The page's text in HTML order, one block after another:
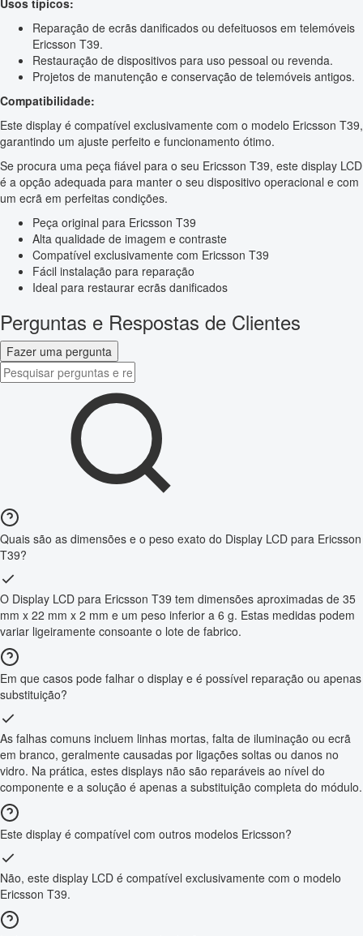
Reparação de ecrãs danificados ou defeituosos em telemóveis
Ericsson T39.
Restauração de dispositivos para uso pessoal ou revenda.
Projetos de manutenção e conservação de telemóveis antigos.
Compatibilidade:
Este display é compatível exclusivamente com o modelo Ericsson T39,
garantindo um ajuste perfeito e funcionamento ótimo.
Se procura uma peça fiável para o seu Ericsson T39, este display LCD
é a opção adequada para manter o seu dispositivo operacional e com
um ecrã em perfeitas condições.
Peça original para Ericsson T39
Alta qualidade de imagem e contraste
Compatível exclusivamente com Ericsson T39
Fácil instalação para reparação
Ideal para restaurar ecrãs danificados
Perguntas e Respostas de Clientes
Fazer uma pergunta
Quais são as dimensões e o peso exato do Display LCD para Ericsson
T39?
O Display LCD para Ericsson T39 tem dimensões aproximadas de 35
mm x 22 mm x 2 mm e um peso inferior a 6 g. Estas medidas podem
variar ligeiramente consoante o lote de fabrico.
Em que casos pode falhar o display e é possível reparação ou apenas
substituição?
As falhas comuns incluem linhas mortas, falta de iluminação ou ecrã
em branco, geralmente causadas por ligações soltas ou danos no
vidro. Na prática, estes displays não são reparáveis ao nível do
componente e a solução é apenas a substituição completa do módulo.
Este display é compatível com outros modelos Ericsson?
Não, este display LCD é compatível exclusivamente com o modelo
Ericsson T39.